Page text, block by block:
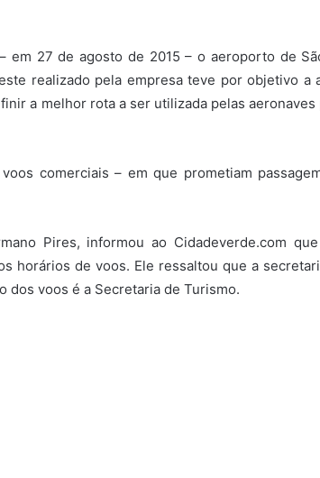
em 27 de agosto de 2015 – o aeroporto de
realizado pela empresa teve por objetivo a
a melhor rota a ser utilizada pelas aeronaves
comerciais – em que prometiam
Pires, informou ao Cidadeverde.com
horários de voos. Ele ressaltou que a
dos voos é a Secretaria de Turismo.